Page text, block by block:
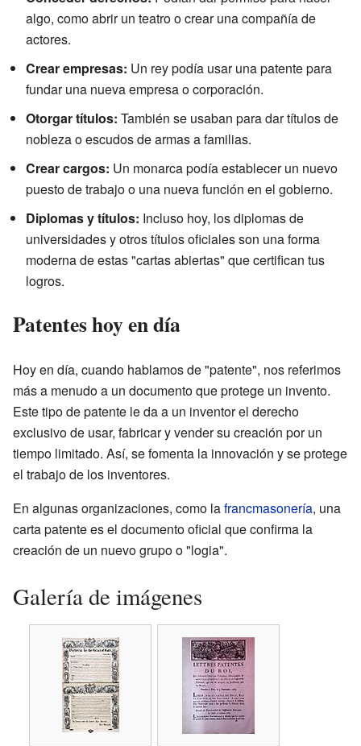
algo, como abrir un teatro o crear una compañía de
actores.
Crear empresas: Un rey podía usar una patente para
fundar una nueva empresa o corporación.
Otorgar títulos: También se usaban para dar títulos de
nobleza o escudos de armas a familias.
Crear cargos: Un monarca podía establecer un nuevo
puesto de trabajo o una nueva función en el gobierno.
Diplomas y títulos: Incluso hoy, los diplomas de
universidades y otros títulos oficiales son una forma
moderna de estas "cartas abiertas" que certifican tus
logros.
Patentes hoy en día
Hoy en día, cuando hablamos de "patente", nos referimos
más a menudo a un documento que protege un invento.
Este tipo de patente le da a un inventor el derecho
exclusivo de usar, fabricar y vender su creación por un
tiempo limitado. Así, se fomenta la innovación y se protege
el trabajo de los inventores.
En algunas organizaciones, como lafrancmasonería, una
carta patente es el documento oficial que confirma la
creación de un nuevo grupo o "logia".
Galería de imágenes